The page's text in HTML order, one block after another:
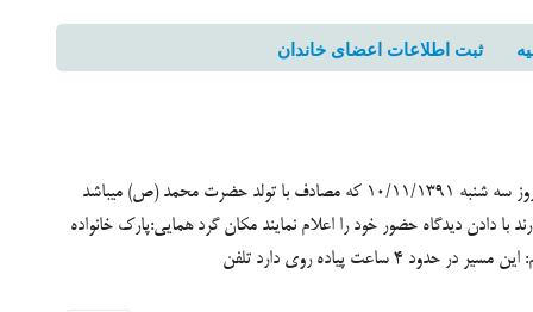
ثبت اطلاعات اعضای خاندان
به اطلاع فامیل خوبم میرسانم که دومین برنامه گل گشت در روز سه شنبه 10/11/1391 که مصادف با تولد حضرت محمد (ص) میباشد
با دادن دیدگاه حضور خود را اعلام نمایند مکان گرد همایی:پارک خانواده
ساعت حرکت :7صبح مکان گل گشت:کول خرسون تذکر مهم: این مسیر در حدود 4 ساعت پیاده روی دارد تلفن